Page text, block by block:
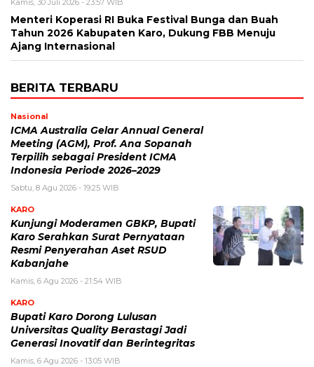
Kamis, 30 Juli 2026 - 23:57 WIB
Menteri Koperasi RI Buka Festival Bunga dan Buah
Tahun 2026 Kabupaten Karo, Dukung FBB Menuju
Ajang Internasional
BERITA TERBARU
Nasional
ICMA Australia Gelar Annual General
Meeting (AGM), Prof. Ana Sopanah
Terpilih sebagai President ICMA
Indonesia Periode 2026–2029
Sabtu, 8 Agu 2026 - 19:25 WIB
KARO
Kunjungi Moderamen GBKP, Bupati
Karo Serahkan Surat Pernyataan
Resmi Penyerahan Aset RSUD
Kabanjahe
Kamis, 6 Agu 2026 - 21:54 WIB
KARO
Bupati Karo Dorong Lulusan
Universitas Quality Berastagi Jadi
Generasi Inovatif dan Berintegritas
Kamis, 6 Agu 2026 - 13:05 WIB